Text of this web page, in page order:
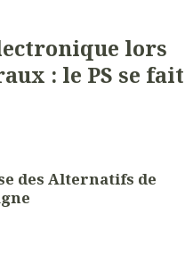
lors
: le PS se fait
des Alternatifs de